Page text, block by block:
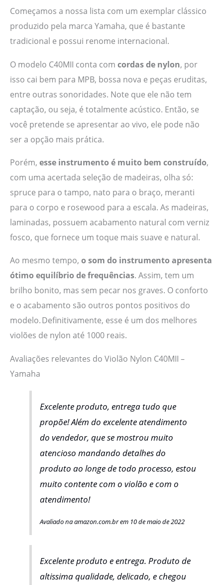
Começamos a nossa lista com um exemplar clássico
produzido pela marca Yamaha, que é bastante
tradicional e possui renome internacional.
O modelo C40MII conta com cordas de nylon, por
isso cai bem para MPB, bossa nova e peças eruditas,
entre outras sonoridades. Note que ele não tem
captação, ou seja, é totalmente acústico. Então, se
você pretende se apresentar ao vivo, ele pode não
ser a opção mais prática.
Porém, esse instrumento é muito bem construído,
com uma acertada seleção de madeiras, olha só:
spruce para o tampo, nato para o braço, meranti
para o corpo e rosewood para a escala. As madeiras,
laminadas, possuem acabamento natural com verniz
fosco, que fornece um toque mais suave e natural.
Ao mesmo tempo, o som do instrumento apresenta
ótimo equilíbrio de frequências. Assim, tem um
brilho bonito, mas sem pecar nos graves. O conforto
e o acabamento são outros pontos positivos do
modelo. Definitivamente, esse é um dos melhores
violões de nylon até 1000 reais.
Avaliações relevantes do Violão Nylon C40MII –
Yamaha
Excelente produto, entrega tudo que
propõe! Além do excelente atendimento
do vendedor, que se mostrou muito
atencioso mandando detalhes do
produto ao longe de todo processo, estou
muito contente com o violão e com o
atendimento!
Avaliado na amazon.com.br em 10 de maio de 2022
Excelente produto e entrega. Produto de
altissima qualidade, delicado, e chegou